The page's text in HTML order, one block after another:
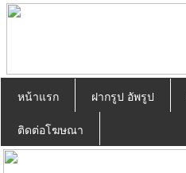
หน้าแรก ฝากรูป อัพรูป
ติดต่อโฆษณา